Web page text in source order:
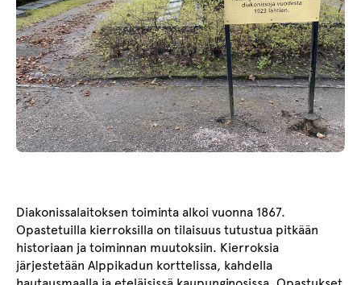
Diakonissalaitoksen toiminta alkoi vuonna 1867.
Opastetuilla kierroksilla on tilaisuus tutustua pitkään
historiaan ja toiminnan muutoksiin. Kierroksia
järjestetään Alppikadun korttelissa, kahdella